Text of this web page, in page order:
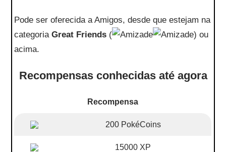
Pode ser oferecida a Amigos, desde que estejam na
categoria Great Friends(
) ou
acima.
Recompensas conhecidas até agora
Recompensa
200 PokéCoins
15000 XP